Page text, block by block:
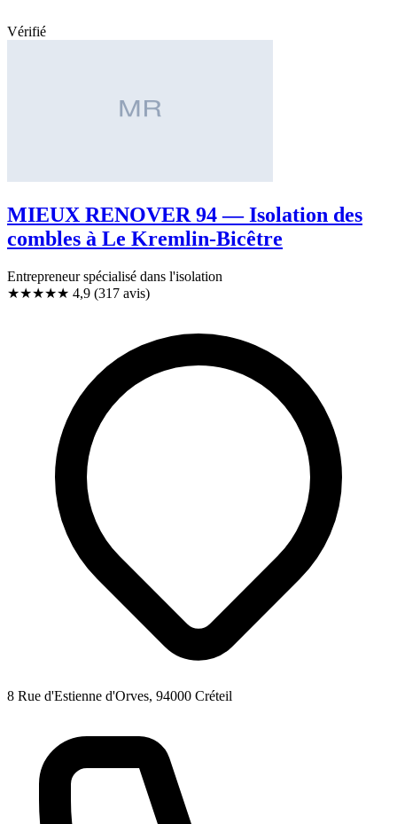
Vérifié
MIEUX RENOVER 94 — Isolation des
combles à Le Kremlin-Bicêtre
Entrepreneur spécialisé dans l'isolation
★★★★★ 4,9 (317 avis)
8 Rue d'Estienne d'Orves, 94000 Créteil